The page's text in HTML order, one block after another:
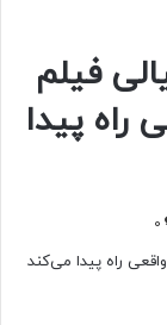
فیلم
راه پیدا
0